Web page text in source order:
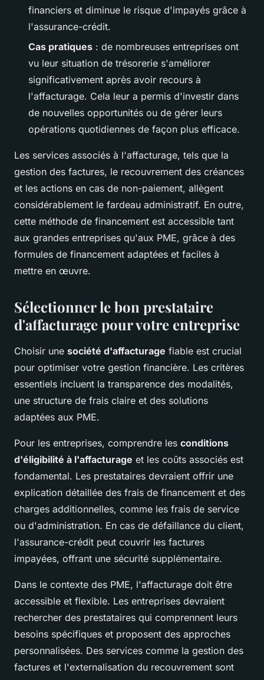
financiers et diminue le risque d'impayés grâce à
l'assurance-crédit.
Cas pratiques : de nombreuses entreprises ont
vu leur situation de trésorerie s'améliorer
significativement après avoir recours à
l'affacturage. Cela leur a permis d'investir dans
de nouvelles opportunités ou de gérer leurs
opérations quotidiennes de façon plus efficace.
Les services associés à l'affacturage, tels que la
gestion des factures, le recouvrement des créances
et les actions en cas de non-paiement, allègent
considérablement le fardeau administratif. En outre,
cette méthode de financement est accessible tant
aux grandes entreprises qu'aux PME, grâce à des
formules de financement adaptées et faciles à
mettre en œuvre.
Sélectionner le bon prestataire
d'affacturage pour votre entreprise
Choisir une société d'affacturage fiable est crucial
pour optimiser votre gestion financière. Les critères
essentiels incluent la transparence des modalités,
une structure de frais claire et des solutions
adaptées aux PME.
Pour les entreprises, comprendre les conditions
d'éligibilité à l'affacturage et les coûts associés est
fondamental. Les prestataires devraient offrir une
explication détaillée des frais de financement et des
charges additionnelles, comme les frais de service
ou d'administration. En cas de défaillance du client,
l'assurance-crédit peut couvrir les factures
impayées, offrant une sécurité supplémentaire.
Dans le contexte des PME, l'affacturage doit être
accessible et flexible. Les entreprises devraient
rechercher des prestataires qui comprennent leurs
besoins spécifiques et proposent des approches
personnalisées. Des services comme la gestion des
factures et l'externalisation du recouvrement sont